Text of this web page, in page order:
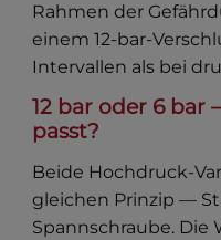
Rahmen der
einem 12-bar-
Intervallen als bei
12 bar oder 6 bar
passt?
Beide Hochdruck-
gleichen Prinzip —
Spannschraube. Die